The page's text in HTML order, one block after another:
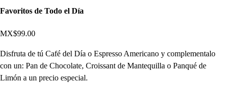
Favoritos de Todo el Día
MX$99.00
Disfruta de tú Café del Día o Espresso Americano y complementalo
con un: Pan de Chocolate, Croissant de Mantequilla o Panqué de
Limón a un precio especial.